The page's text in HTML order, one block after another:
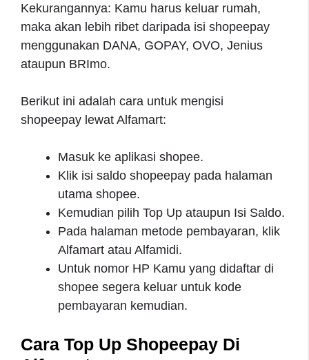
Kekurangannya: Kamu harus keluar rumah,
maka akan lebih ribet daripada isi shopeepay
menggunakan DANA, GOPAY, OVO, Jenius
ataupun BRImo.
Berikut ini adalah cara untuk mengisi
shopeepay lewat Alfamart:
Masuk ke aplikasi shopee.
Klik isi saldo shopeepay pada halaman
utama shopee.
Kemudian pilih Top Up ataupun Isi Saldo.
Pada halaman metode pembayaran, klik
Alfamart atau Alfamidi.
Untuk nomor HP Kamu yang didaftar di
shopee segera keluar untuk kode
pembayaran kemudian.
Cara Top Up Shopeepay Di